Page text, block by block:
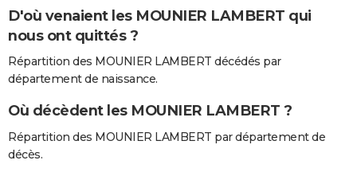
S'inscrire
Se connecter
Lycées
Collèges
Primaires
Universités
Entreprises
Service militaire
Avis de recherche
AVIS DE DÉCÈS
FORUM
Bricolage
Lifestyle
Culture
Sport
Auto
Television
Voyage
Cinema
D'où venaient les MOUNIER LAMBERT qui
nous ont quittés ?
Répartition des MOUNIER LAMBERT décédés par
département de naissance.
Où décèdent les MOUNIER LAMBERT ?
Répartition des MOUNIER LAMBERT par département de
décès.